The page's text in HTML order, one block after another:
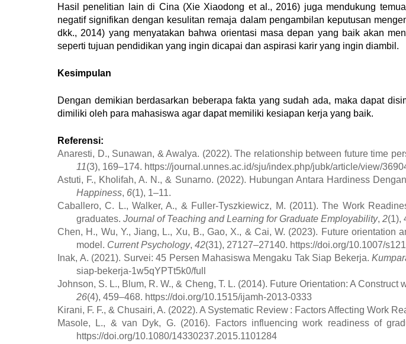
Hasil penelitian lain di Cina (Xie Xiaodong et al., 2016) juga mendukung
negatif signifikan dengan kesulitan remaja dalam pengambilan keputusan
dkk., 2014) yang menyatakan bahwa orientasi masa depan yang baik akan
seperti tujuan pendidikan yang ingin dicapai dan aspirasi karir yang ingin diambil.
Kesimpulan
Dengan demikian berdasarkan beberapa fakta yang sudah ada, maka dapat
dimiliki oleh para mahasiswa agar dapat memiliki kesiapan kerja yang baik.
Referensi:
Anaresti, D., Sunawan, & Awalya. (2022). The relationship between future time
11(3), 169–174. https://journal.unnes.ac.id/sju/index.php/jubk/article/view/
Astuti, F., Kholifah, A. N., & Sunarno. (2022). Hubungan Antara Hardiness
Happiness, 6(1), 1–11.
Caballero, C. L., Walker, A., & Fuller-Tyszkiewicz, M. (2011). The Work
graduates. Journal of Teaching and Learning for Graduate Employability, 2(1),
Chen, H., Wu, Y., Jiang, L., Xu, B., Gao, X., & Cai, W. (2023). Future
model. Current Psychology, 42(31), 27127–27140. https://doi.org/10.1007/
Inak, A. (2021). Survei: 45 Persen Mahasiswa Mengaku Tak Siap Bekerja.
siap-bekerja-1w5qYPTt5k0/full
Johnson, S. L., Blum, R. W., & Cheng, T. L. (2014). Future Orientation: A
26(4), 459–468. https://doi.org/10.1515/ijamh-2013-0333
Kirani, F. F., & Chusairi, A. (2022). A Systematic Review : Factors Affecting Work
Masole, L., & van Dyk, G. (2016). Factors influencing work readiness of
https://doi.org/10.1080/14330237.2015.1101284